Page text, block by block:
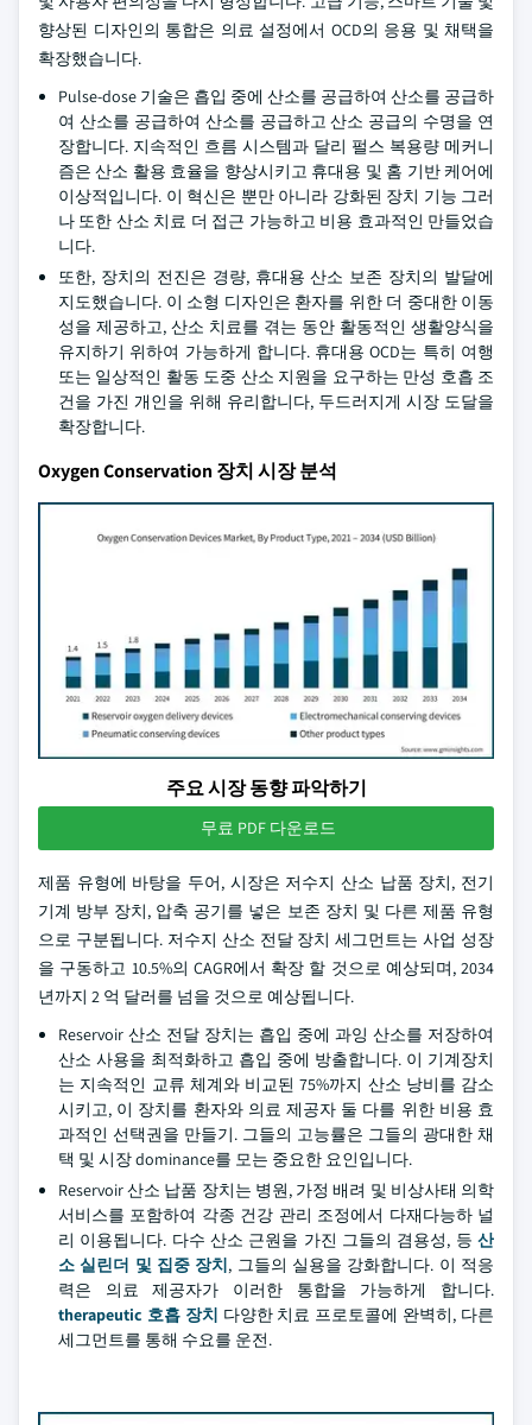
향상된 디자인의 통합은 의료 설정에서 OCD의 응용 및 채택을
확장했습니다.
Pulse-dose 기술은 흡입 중에 산소를 공급하여 산소를 공급하
여 산소를 공급하여 산소를 공급하고 산소 공급의 수명을 연
장합니다. 지속적인 흐름 시스템과 달리 펄스 복용량 메커니
즘은 산소 활용 효율을 향상시키고 휴대용 및 홈 기반 케어에
이상적입니다. 이 혁신은 뿐만 아니라 강화된 장치 기능 그러
나 또한 산소 치료 더 접근 가능하고 비용 효과적인 만들었습
니다.
또한, 장치의 전진은 경량, 휴대용 산소 보존 장치의 발달에
지도했습니다. 이 소형 디자인은 환자를 위한 더 중대한 이동
성을 제공하고, 산소 치료를 겪는 동안 활동적인 생활양식을
유지하기 위하여 가능하게 합니다. 휴대용 OCD는 특히 여행
또는 일상적인 활동 도중 산소 지원을 요구하는 만성 호흡 조
건을 가진 개인을 위해 유리합니다, 두드러지게 시장 도달을
확장합니다.
Oxygen Conservation 장치 시장 분석
주요 시장 동향 파악하기
무료 PDF 다운로드
제품 유형에 바탕을 두어, 시장은 저수지 산소 납품 장치, 전기
기계 방부 장치, 압축 공기를 넣은 보존 장치 및 다른 제품 유형
으로 구분됩니다. 저수지 산소 전달 장치 세그먼트는 사업 성장
을 구동하고 10.5%의 CAGR에서 확장 할 것으로 예상되며, 2034
년까지 2 억 달러를 넘을 것으로 예상됩니다.
Reservoir 산소 전달 장치는 흡입 중에 과잉 산소를 저장하여
산소 사용을 최적화하고 흡입 중에 방출합니다. 이 기계장치
는 지속적인 교류 체계와 비교된 75%까지 산소 낭비를 감소
시키고, 이 장치를 환자와 의료 제공자 둘 다를 위한 비용 효
과적인 선택권을 만들기. 그들의 고능률은 그들의 광대한 채
택 및 시장 dominance를 모는 중요한 요인입니다.
Reservoir 산소 납품 장치는 병원, 가정 배려 및 비상사태 의학
서비스를 포함하여 각종 건강 관리 조정에서 다재다능하 널
리 이용됩니다. 다수 산소 근원을 가진 그들의 겸용성, 등 산
소 실린더 및 집중 장치, 그들의 실용을 강화합니다. 이 적응
력은 의료 제공자가 이러한 통합을 가능하게 합니다.
therapeutic 호흡 장치 다양한 치료 프로토콜에 완벽히, 다른
세그먼트를 통해 수요를 운전.